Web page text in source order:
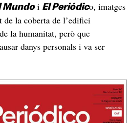
Mundoi El Periódico, imatges
la coberta de l’edifici
la humanitat, però que
danys personals i va ser